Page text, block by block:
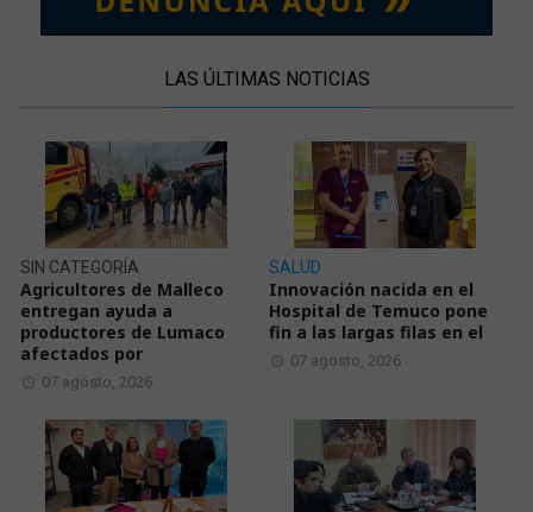
LAS ÚLTIMAS NOTICIAS
SIN CATEGORÍA
Agricultores de Malleco
entregan ayuda a
productores de Lumaco
afectados por
07 agosto, 2026
SALUD
Innovación nacida en el
Hospital de Temuco pone
fin a las largas filas en el
07 agosto, 2026